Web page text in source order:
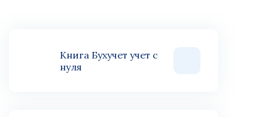
Книга Бухучет учет с
нуля